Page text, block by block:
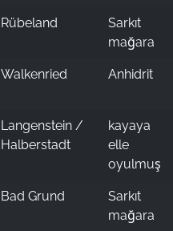
Rübeland
Sarkıt
mağara
Walkenried Anhidrit
Langenstein /
Halberstadt
kayaya
elle
oyulmuş
Bad Grund
Sarkıt
mağara